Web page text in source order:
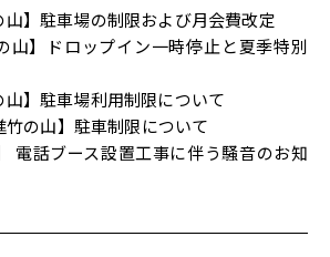
山】駐車場の制限および月会費改定
山】ドロップイン一時停止と夏季特別
山】駐車場利用制限について
の山】駐車制限について
電話ブース設置工事に伴う騒音のお知